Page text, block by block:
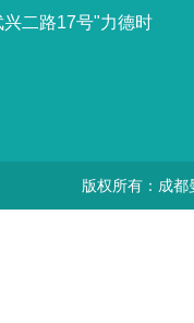
二路17号"力德时
版权所有：成